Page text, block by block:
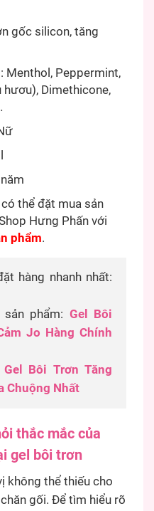
gốc silicon, tăng
: Menthol, Peppermint,
hươu), Dimethicone,
thể đặt mua sản
Hưng Phấn với
phẩm.
hàng nhanh nhất:
phẩm: Gel Bôi
Jo Hàng Chính
Bôi Trơn Tăng
Chuộng Nhất
thắc mắc của
gel bôi trơn
không thể thiếu cho
gối. Để tìm hiểu rõ